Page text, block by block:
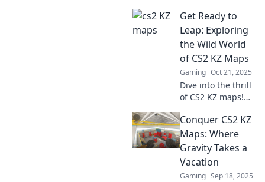
into a world of
mind-bending
visuals and
discover creativity
like never before.
Get Ready to
Leap: Exploring
the Wild World
of CS2 KZ Maps
Gaming Oct 21, 2025
Dive into the thrill
of CS2 KZ maps!
tricks, and epic
jumps that will
elevate your
gameplay to new
heights!
Conquer CS2 KZ
Maps: Where
Gravity Takes a
Vacation
Gaming Sep 18, 2025